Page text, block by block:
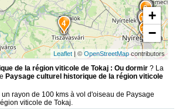
13
12
11
10
9
8
4
+
−
Leaflet| © OpenStreetMapcontributors
de la région viticole de Tokaj : Ou dormir ? La
Paysage culturel historique de la région viticole
un rayon de 100 kms à vol d'oiseau de Paysage
viticole de Tokaj.